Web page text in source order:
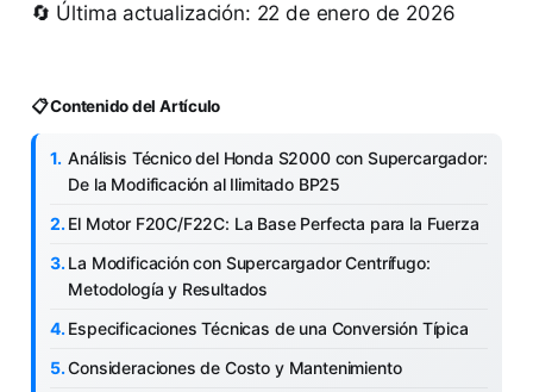
🔄 Última actualización: 22 de enero de 2026
📋 Contenido del Artículo
Análisis Técnico del Honda S2000 con Supercargador:
De la Modificación al Ilimitado BP25
El Motor F20C/F22C: La Base Perfecta para la Fuerza
La Modificación con Supercargador Centrífugo:
Metodología y Resultados
Especificaciones Técnicas de una Conversión Típica
Consideraciones de Costo y Mantenimiento